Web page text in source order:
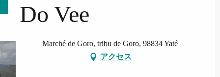
Do Vee
Marché de Goro, tribu de Goro, 98834 Yaté
アクセス